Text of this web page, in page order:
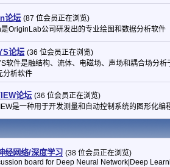
论坛 (87 位会员正在浏览)
OriginLab公司研发出的专业绘图和数据分析软件
论坛 (36 位会员正在浏览)
软件是融结构、流体、电磁场、声场和耦合场分析
分析软件
论坛 (36 位会员正在浏览)
是一种用于开发测量和自动控制系统的图形化编
经网络/深度学习 (38 位会员正在浏览)
board for Deep Neural Network|Deep